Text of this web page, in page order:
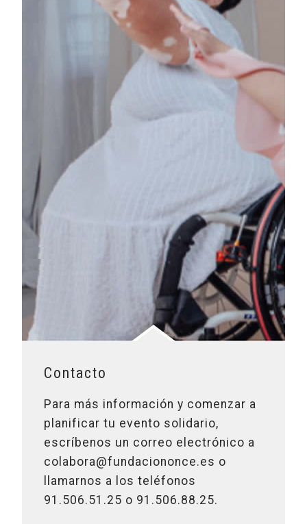
Contacto
Para más información y comenzar a
planificar tu evento solidario,
escríbenos un correo electrónico a
colabora@fundaciononce.es o
llamarnos a los teléfonos
91.506.51.25 o 91.506.88.25.